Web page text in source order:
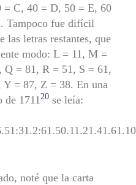
= C, 40 = D, 50 = E, 60
Tampoco fue difícil
las letras restantes, que
modo: L = 11, M =
Q = 81, R = 51, S = 61,
= 87, Z = 38. En una
de 171120se leía:
noté que la carta